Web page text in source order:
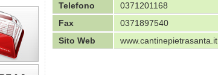
Telefono
0371201168
Fax
0371897540
Sito Web
www.cantinepietrasanta.it